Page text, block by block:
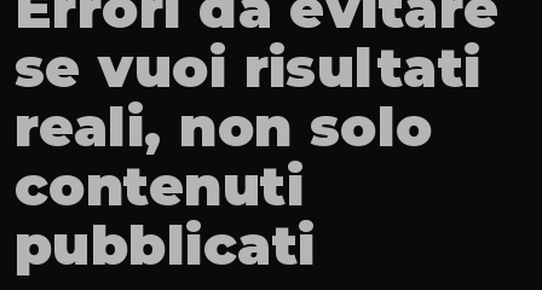
se vuoi risultati
reali, non solo
contenuti
pubblicati